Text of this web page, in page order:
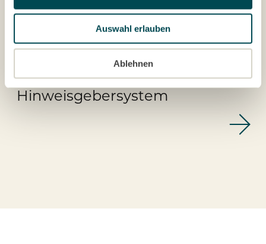
Auswahl erlauben
Ablehnen
Hinweisgebersystem